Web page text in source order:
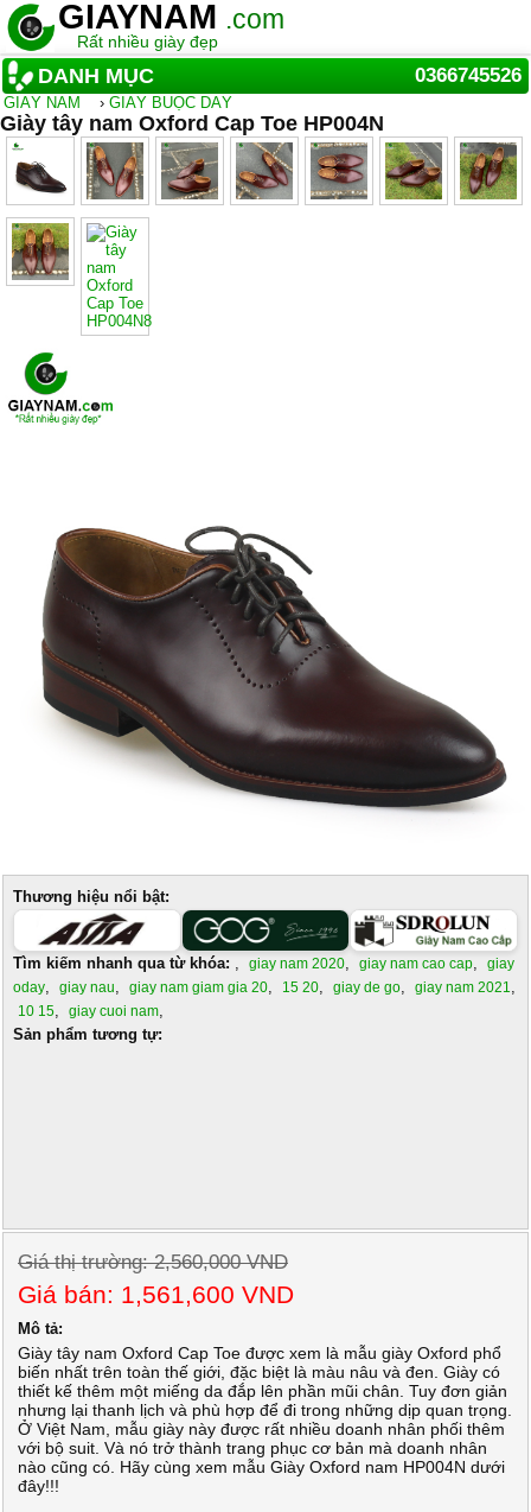
GIAYNAM .com
Rất nhiều giày đẹp
DANH MỤC 0366745526
GIẦY NAM › GIÀY BUỘC DÂY
Giày tây nam Oxford Cap Toe HP004N
Thương hiệu nổi bật:
Tìm kiếm nhanh qua từ khóa: , giay nam 2020, giay nam cao cap, giay
oday, giay nau, giay nam giam gia 20, 15 20, giay de go, giay nam 2021,
10 15, giay cuoi nam,
Sản phẩm tương tự:
Giá thị trường: 2,560,000 VND
Giá bán: 1,561,600 VND
Mô tả:
Giày tây nam Oxford Cap Toe được xem là mẫu giày Oxford phổ
biến nhất trên toàn thế giới, đặc biệt là màu nâu và đen. Giày có
thiết kế thêm một miếng da đắp lên phần mũi chân. Tuy đơn giản
nhưng lại thanh lịch và phù hợp để đi trong những dịp quan trọng.
Ở Việt Nam, mẫu giày này được rất nhiều doanh nhân phối thêm
với bộ suit. Và nó trở thành trang phục cơ bản mà doanh nhân
nào cũng có. Hãy cùng xem mẫu Giày Oxford nam HP004N dưới
đây!!!